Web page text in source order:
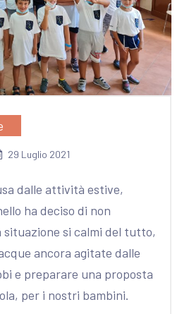
29 Luglio 2021
dalle attività estive,
ha deciso di non
si calmi del tutto,
ancora agitate dalle
e preparare una proposta
per i nostri bambini.